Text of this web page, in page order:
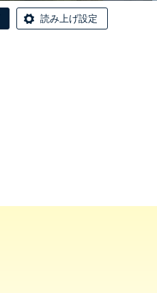
読み上げ設定